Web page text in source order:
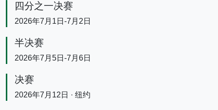
四分之一决赛
2026年7月1日-7月2日
半决赛
2026年7月5日-7月6日
决赛
2026年7月12日 · 纽约